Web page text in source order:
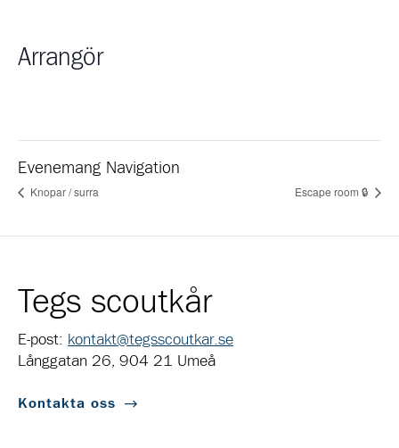
Arrangör
Evenemang Navigation
Knopar / surra Escape room 🔒
Tegs scoutkår
E-post: kontakt@tegsscoutkar.se
Långgatan 26, 904 21 Umeå
Kontakta oss